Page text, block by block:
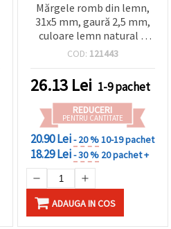
Mărgele romb din lemn,
31x5 mm, gaură 2,5 mm,
culoare lemn natural –
set 5 bucăți, pentru
COD: 121443
26.13 Lei 1-9 pachet
REDUCERI
PENTRU CANTITATE
20.90 Lei- 20 %10-19 pachet
18.29 Lei- 30 % 20 pachet +
ADAUGA IN COS